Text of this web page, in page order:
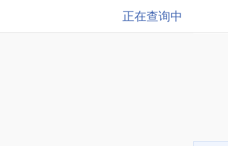
正在查询中